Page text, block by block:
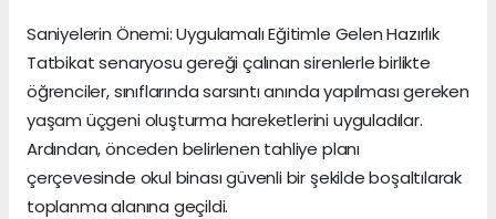
Saniyelerin Önemi: Uygulamalı Eğitimle Gelen Hazırlık
Tatbikat senaryosu gereği çalınan sirenlerle birlikte
öğrenciler, sınıflarında sarsıntı anında yapılması gereken
yaşam üçgeni oluşturma hareketlerini uyguladılar.
Ardından, önceden belirlenen tahliye planı
çerçevesinde okul binası güvenli bir şekilde boşaltılarak
toplanma alanına geçildi.